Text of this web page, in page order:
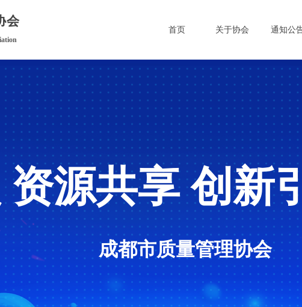
会
首页 关于协会 通知公
源共享创新
成都市质量管理协会